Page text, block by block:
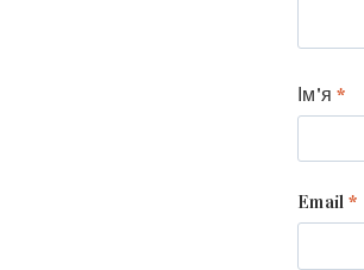
Ім'я*
Email*